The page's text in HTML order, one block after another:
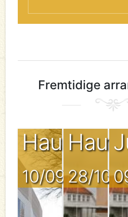
Fremtidige
10/09/2026
28/10/